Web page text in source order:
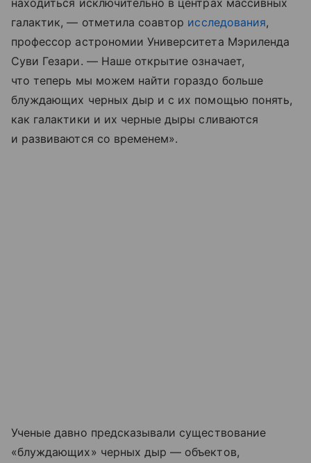
галактик, — отметила соавтор исследования,
профессор астрономии Университета Мэриленда
Суви Гезари. — Наше открытие означает,
что теперь мы можем найти гораздо больше
блуждающих черных дыр и с их помощью понять,
как галактики и их черные дыры сливаются
и развиваются со временем».
Ученые давно предсказывали существование
«блуждающих» черных дыр — объектов,